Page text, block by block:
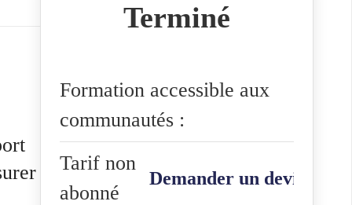
Terminé
Formation accessible aux
communautés :
Tarif non
abonné
Demander un devis